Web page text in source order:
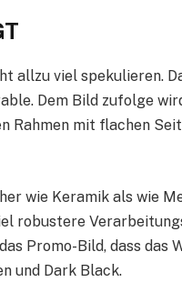
allzu viel spekulieren.
Dem Bild zufolge
Rahmen mit flachen
wie Keramik als wie
robustere
Promo-Bild, dass das
und Dark Black.